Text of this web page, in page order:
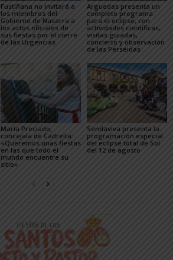
Fustiñana no invitará a
los miembros del
Gobierno de Navarra a
los actos oficiales de
sus fiestas por el cierre
de las Urgencias
Arguedas presenta un
completo programa
para el eclipse, con
actividades científicas,
visitas guiadas,
concierto y observación
de las Perseidas
María Preciado,
concejala de Cadreita:
«Queremos unas fiestas
en las que todo el
mundo encuentre su
sitio»
Sendaviva presenta la
programación especial
del eclipse total de Sol
del 12 de agosto